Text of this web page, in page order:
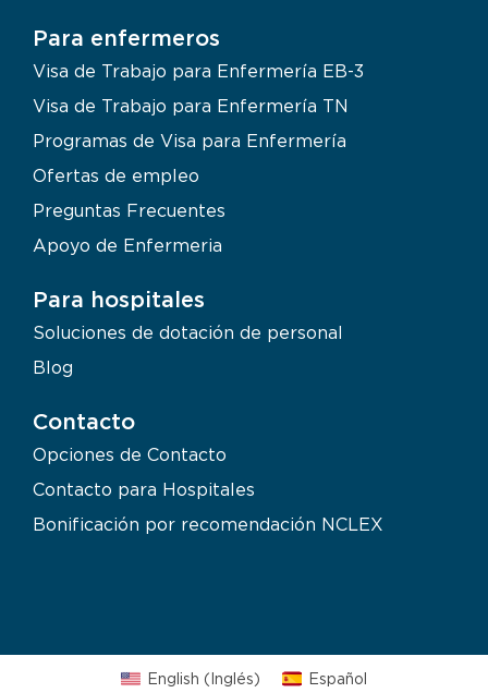
Para enfermeros
Visa de Trabajo para Enfermería EB-3
Visa de Trabajo para Enfermería TN
Programas de Visa para Enfermería
Ofertas de empleo
Preguntas Frecuentes
Apoyo de Enfermeria
Para hospitales
Soluciones de dotación de personal
Blog
Contacto
Opciones de Contacto
Contacto para Hospitales
Bonificación por recomendación NCLEX
English ( Inglés) Español